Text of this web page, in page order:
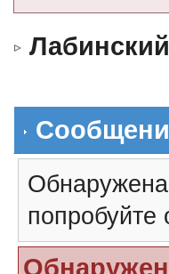
попробуйте